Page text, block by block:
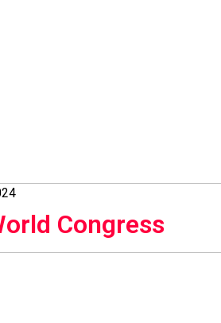
Congress